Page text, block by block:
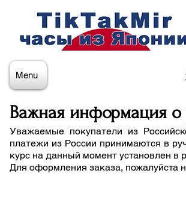
Menu
Важная информация
Уважаемые покупатели из
платежи из России принимаются в
курс на данный момент установлен в
Для оформления заказа, пожалуйста